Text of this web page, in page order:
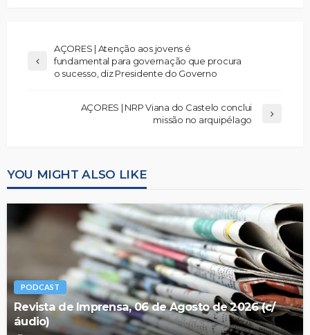
AÇORES | Atenção aos jovens é
fundamental para governação que procura
o sucesso, diz Presidente do Governo
AÇORES | NRP Viana do Castelo conclui
missão no arquipélago
YOU MIGHT ALSO LIKE
PODCAST
Revista de Imprensa, 06 de Agosto de 2026 (c/
áudio)